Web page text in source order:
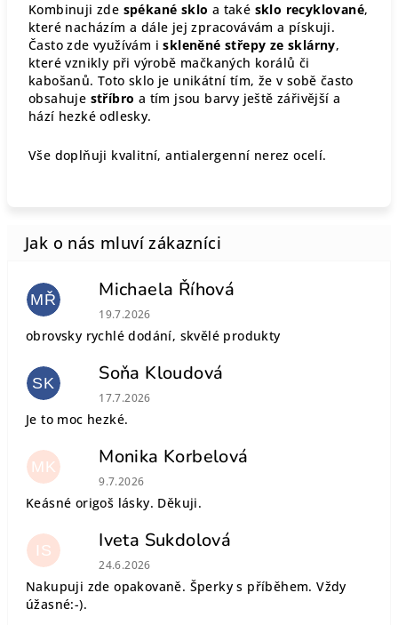
Kombinuji zde spékané sklo a také sklo recyklované,
které nacházím a dále jej zpracovávám a pískuji.
Často zde využívám iskleněné střepy ze sklárny,
které vznikly při výrobě mačkaných korálů či
kabošanů. Toto sklo je unikátní tím, že v sobě často
obsahuje stříbro a tím jsou barvy ještě zářivější a
hází hezké odlesky.
Vše doplňuji kvalitní, antialergenní nerez ocelí.
MŘ Michaela Říhová
Hodnocení obchodu je 5 z 5 hvězdiček.
19.7.2026
obrovsky rychlé dodání, skvělé produkty
SK Soňa Kloudová
Hodnocení obchodu je 5 z 5 hvězdiček.
17.7.2026
Je to moc hezké.
MK Monika Korbelová
Hodnocení obchodu je 5 z 5 hvězdiček.
9.7.2026
Keásné origoš lásky. Děkuji.
IS Iveta Sukdolová
Hodnocení obchodu je 5 z 5 hvězdiček.
24.6.2026
Nakupuji zde opakovaně. Šperky s příběhem. Vždy
úžasné:-).